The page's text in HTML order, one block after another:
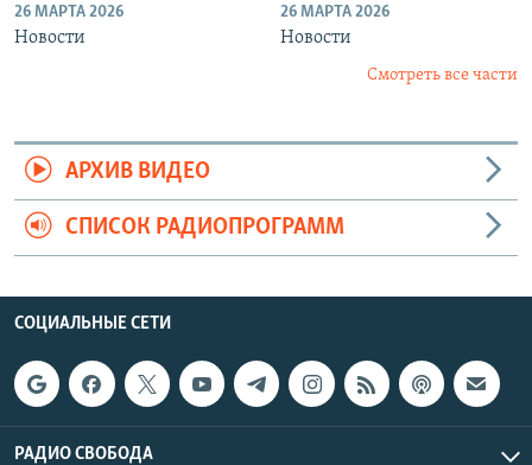
26 МАРТА 2026
Новости
26 МАРТА 2026
Новости
Смотреть все части
АРХИВ ВИДЕО
СПИСОК РАДИОПРОГРАММ
СОЦИАЛЬНЫЕ СЕТИ
РАДИО СВОБОДА